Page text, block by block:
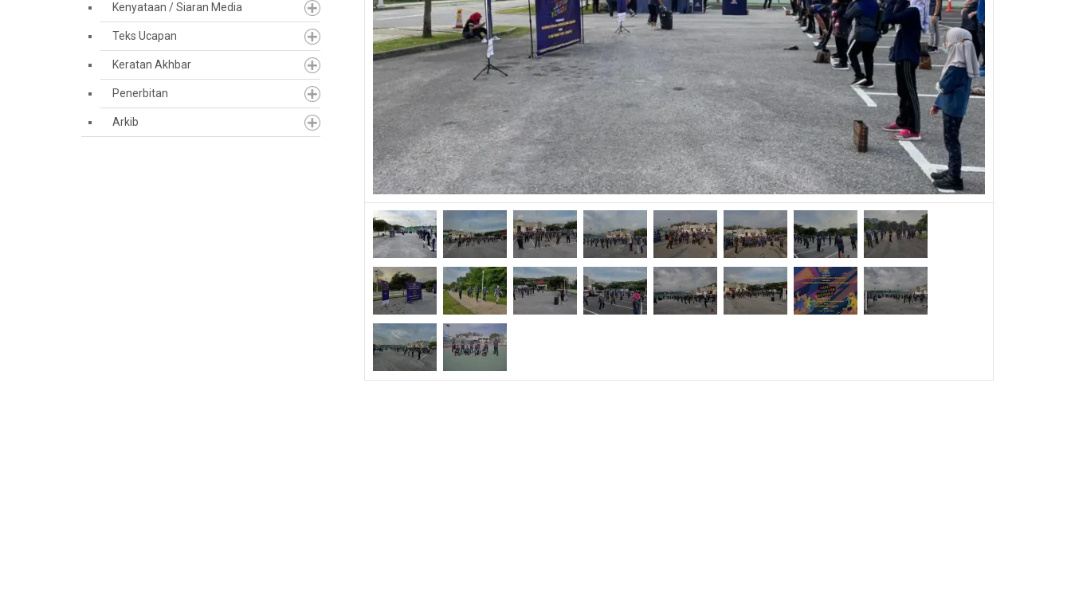
Kenyataan / Siaran Media
Teks Ucapan
Keratan Akhbar
Penerbitan
Arkib